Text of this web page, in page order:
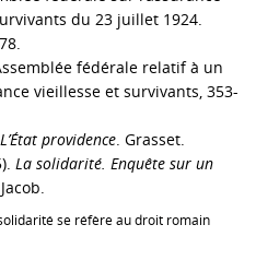
du 23 juillet 1924.
fédérale relatif à un
vieillesse et survivants, 353-
L’État providence. Grasset.
La solidarité. Enquête sur un
se réfère au droit romain